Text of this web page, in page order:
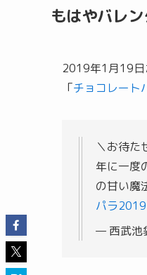
もはやバレ
2019年1月19日
「チョコレート
＼お待た
年に一度
の甘い魔
パラ2019
— 西武池